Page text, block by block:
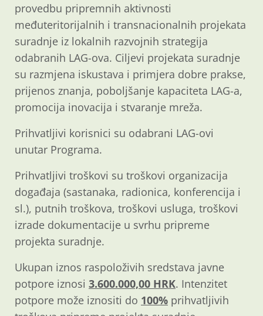
provedbu pripremnih aktivnosti
međuteritorijalnih i transnacionalnih projekata
suradnje iz lokalnih razvojnih strategija
odabranih LAG-ova. Ciljevi projekata suradnje
su razmjena iskustava i primjera dobre prakse,
prijenos znanja, poboljšanje kapaciteta LAG-a,
promocija inovacija i stvaranje mreža.
Prihvatljivi korisnici su odabrani LAG-ovi
unutar Programa.
Prihvatljivi troškovi su troškovi organizacija
događaja (sastanaka, radionica, konferencija i
sl.), putnih troškova, troškovi usluga, troškovi
izrade dokumentacije u svrhu pripreme
projekta suradnje.
Ukupan iznos raspoloživih sredstava javne
potpore iznosi 3.600.000,00 HRK. Intenzitet
potpore može iznositi do 100% prihvatljivih